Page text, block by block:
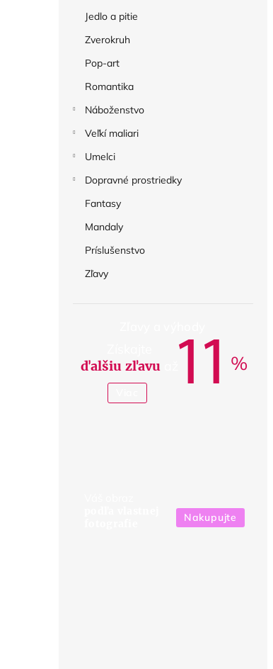
Jedlo a pitie
Zverokruh
Pop-art
Romantika
Náboženstvo
Veľkí maliari
Umelci
Dopravné prostriedky
Fantasy
Mandaly
Príslušenstvo
Zľavy
ďalšiu zľavu
11 %
Nakupujte